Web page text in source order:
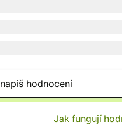
napiš hodnocení
Jak fungují